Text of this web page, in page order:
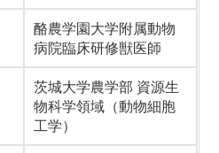
酪農学園大学附属動物
病院臨床研修獣医師
茨城大学農学部 資源生
物科学領域（動物細胞
工学）